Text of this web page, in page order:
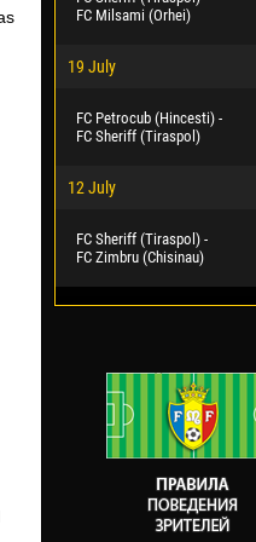
FC Milsami (Orhei)
19 July
FC Petrocub (Hincesti) -
FC Sheriff (Tiraspol)
12 July
FC Sheriff (Tiraspol) -
FC Zimbru (Chisinau)